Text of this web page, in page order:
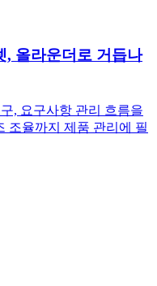
, 올라운더로 거듭나
, 요구사항 관리 흐름을
조율까지 제품 관리에 필